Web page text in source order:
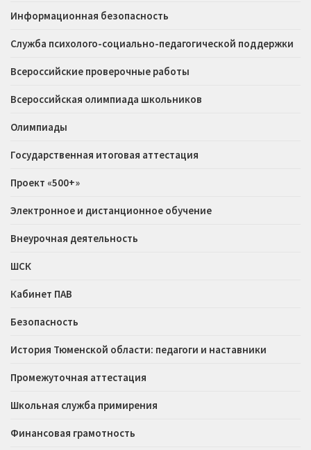
Информационная безопасность
Служба психолого-социально-педагогической поддержки
Всероссийские проверочные работы
Всероссийская олимпиада школьников
Олимпиады
Государственная итоговая аттестация
Проект «500+»
Электронное и дистанционное обучение
Внеурочная деятельность
ШСК
Кабинет ПАВ
Безопасность
История Тюменской области: педагоги и наставники
Промежуточная аттестация
Школьная служба примирения
Финансовая грамотность